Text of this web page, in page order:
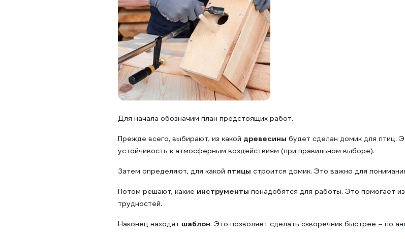
Для начала обозначим план предстоящих работ.
Прежде всего, выбирают, из какой древесины будет сделан домик для птиц.
устойчивость к атмосферным воздействиям (при правильном выборе).
Затем определяют, для какой птицы строится домик. Это важно для
Потом решают, какие инструменты понадобятся для работы. Это помогает
трудностей.
Наконец находят шаблон. Это позволяет сделать скворечник быстрее – по